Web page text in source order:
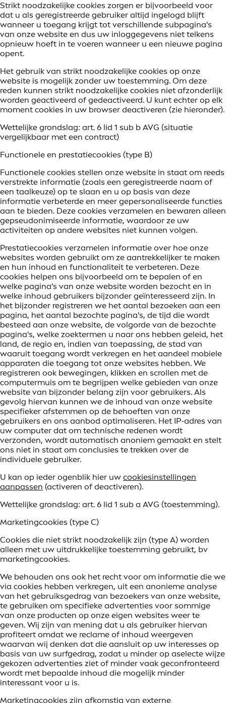
Strikt noodzakelijke cookies zorgen er bijvoorbeeld voor
dat u als geregistreerde gebruiker altijd ingelogd blijft
wanneer u toegang krijgt tot verschillende subpagina's
van onze website en dus uw inloggegevens niet telkens
opnieuw hoeft in te voeren wanneer u een nieuwe pagina
opent.
Het gebruik van strikt noodzakelijke cookies op onze
website is mogelijk zonder uw toestemming. Om deze
reden kunnen strikt noodzakelijke cookies niet afzonderlijk
worden geactiveerd of gedeactiveerd. U kunt echter op elk
moment cookies in uw browser deactiveren (zie hieronder).
Wettelijke grondslag: art. 6 lid 1 sub b AVG (situatie
vergelijkbaar met een contract)
Functionele en prestatiecookies (type B)
Functionele cookies stellen onze website in staat om reeds
verstrekte informatie (zoals een geregistreerde naam of
een taalkeuze) op te slaan en u op basis van deze
informatie verbeterde en meer gepersonaliseerde functies
aan te bieden. Deze cookies verzamelen en bewaren alleen
gepseudonimiseerde informatie, waardoor ze uw
activiteiten op andere websites niet kunnen volgen.
Prestatiecookies verzamelen informatie over hoe onze
websites worden gebruikt om ze aantrekkelijker te maken
en hun inhoud en functionaliteit te verbeteren. Deze
cookies helpen ons bijvoorbeeld om te bepalen of en
welke pagina's van onze website worden bezocht en in
welke inhoud gebruikers bijzonder geïnteresseerd zijn. In
het bijzonder registreren we het aantal bezoeken aan een
pagina, het aantal bezochte pagina's, de tijd die wordt
besteed aan onze website, de volgorde van de bezochte
pagina's, welke zoektermen u naar ons hebben geleid, het
land, de regio en, indien van toepassing, de stad van
waaruit toegang wordt verkregen en het aandeel mobiele
apparaten die toegang tot onze websites hebben. We
registreren ook bewegingen, klikken en scrollen met de
computermuis om te begrijpen welke gebieden van onze
website van bijzonder belang zijn voor gebruikers. Als
gevolg hiervan kunnen we de inhoud van onze website
specifieker afstemmen op de behoeften van onze
gebruikers en ons aanbod optimaliseren. Het IP-adres van
uw computer dat om technische redenen wordt
verzonden, wordt automatisch anoniem gemaakt en stelt
ons niet in staat om conclusies te trekken over de
individuele gebruiker.
U kan op ieder ogenblik hier uw cookiesinstellingen
aanpassen (activeren of deactiveren).
Wettelijke grondslag: art. 6 lid 1 sub a AVG (toestemming).
Marketingcookies (type C)
Cookies die niet strikt noodzakelijk zijn (type A) worden
alleen met uw uitdrukkelijke toestemming gebruikt, bv
marketingcookies.
We behouden ons ook het recht voor om informatie die we
via cookies hebben verkregen, uit een anonieme analyse
van het gebruiksgedrag van bezoekers van onze website,
te gebruiken om specifieke advertenties voor sommige
van onze producten op onze eigen websites weer te
geven. Wij zijn van mening dat u als gebruiker hiervan
profiteert omdat we reclame of inhoud weergeven
waarvan wij denken dat die aansluit op uw interesses op
basis van uw surfgedrag, zodat u minder op aselecte wijze
gekozen advertenties ziet of minder vaak geconfronteerd
wordt met bepaalde inhoud die mogelijk minder
interessant voor u is.
Marketingcookies zijn afkomstig van externe